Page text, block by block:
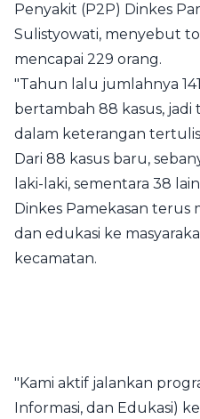
Penyakit (P2P) Dinkes
Sulistyowati, menyebut
mencapai 229 orang.
"Tahun lalu jumlahnya
bertambah 88 kasus, jadi
dalam keterangan
Dari 88 kasus baru,
laki-laki, sementara 38
Dinkes Pamekasan terus
dan edukasi ke
kecamatan.
"Kami aktif jalankan
Informasi, dan Edukasi)